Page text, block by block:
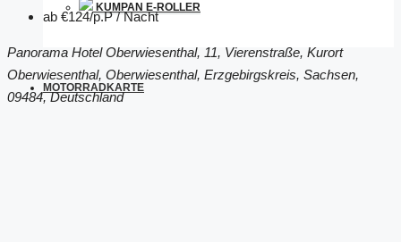
KUMPAN E-ROLLER
MOTORRADKARTE
ab €124/p.P / Nacht
Panorama Hotel Oberwiesenthal, 11, Vierenstraße, Kurort
Oberwiesenthal, Oberwiesenthal, Erzgebirgskreis, Sachsen,
09484, Deutschland